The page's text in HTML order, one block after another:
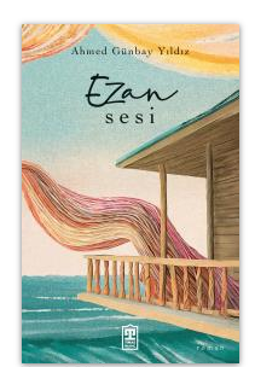
Ezan Sesi